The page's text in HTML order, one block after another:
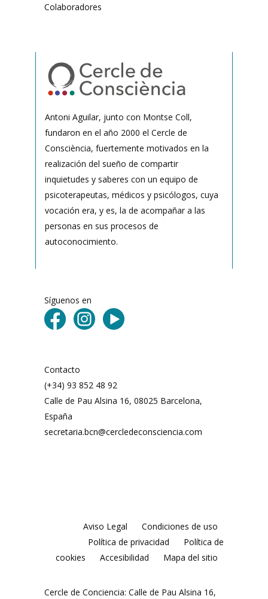
Colaboradores
Antoni Aguilar, junto con Montse Coll,
fundaron en el año 2000 el Cercle de
Consciència, fuertemente motivados en la
realización del sueño de compartir
inquietudes y saberes con un equipo de
psicoterapeutas, médicos y psicólogos, cuya
vocación era, y es, la de acompañar a las
personas en sus procesos de
autoconocimiento.
Síguenos en
Contacto
(+34) 93 852 48 92
Calle de Pau Alsina 16, 08025 Barcelona,
España
secretaria.bcn@cercledeconsciencia.com
Aviso Legal
Condiciones de uso
Política de privacidad
Política de
cookies
Accesibilidad Mapa del sitio
Cercle de Conciencia: Calle de Pau Alsina 16,